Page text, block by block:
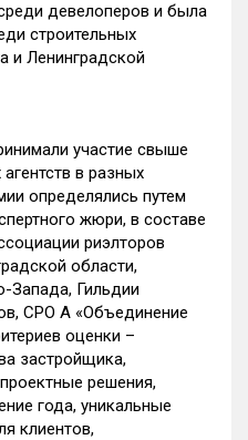
девелоперов и была
строительных
и Ленинградской
участие свыше
в разных
определялись путем
жюри, в составе
риэлторов
области,
Запада, Гильдии
СРО А «Объединение
оценки –
застройщика,
решения,
года, уникальные
клиентов,